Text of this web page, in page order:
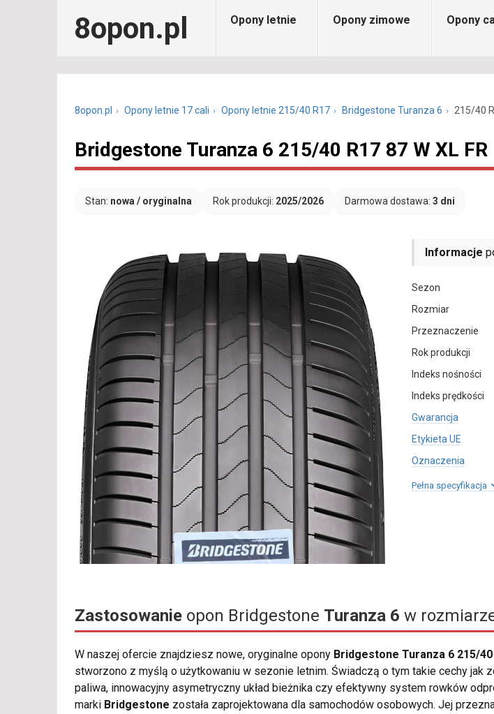
8opon.pl Opony letnie Opony zimowe Opony
8opon.pl Opony letnie 17 cali Opony letnie 215/40 R17 Bridgestone Turanza 6 215/40
Bridgestone Turanza 6 215/40 R17 87 W XL FR
Stan: nowa / oryginalna Rok produkcji: 2025/2026 Darmowa dostawa: 3 dni
Informacje
Sezon
Rozmiar
Przeznaczenie
Rok produkcji
Indeks nośności
Indeks prędkości
Gwarancja
Etykieta UE
Oznaczenia
Pełna specyfikacja
Zastosowanie opon Bridgestone Turanza 6 w
W naszej ofercie znajdziesz nowe, oryginalne opony Bridgestone Turanza 6 215/40
stworzono z myślą o użytkowaniu w sezonie letnim. Świadczą o tym takie cechy
paliwa, innowacyjny asymetryczny układ bieżnika czy efektywny system rowków
marki Bridgestone została zaprojektowana dla samochodów osobowych. Jej